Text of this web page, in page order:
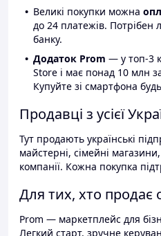
Великі покупки можна
до 24 платежів. Потрібен
банку.
Додаток Prom — у топ-3
Store і має понад 10 млн
Купуйте зі смартфона
Продавці з усієї
Тут продають українські
майстерні, сімейні
компанії. Кожна покупка
Для тих, хто продає
Prom — маркетплейс для
Легкий старт, зручне